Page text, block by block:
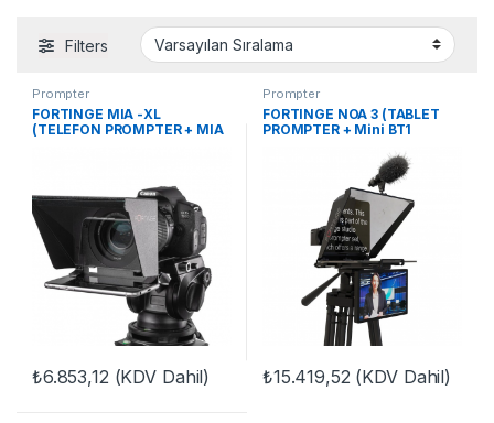
Filters
Prompter
FORTINGE MIA -XL
(TELEFON PROMPTER + MIA
₺6.853,12 (KDV Dahil)
Prompter
FORTINGE NOA 3 (TABLET
PROMPTER + Mini BT1
₺15.419,52 (KDV Dahil)